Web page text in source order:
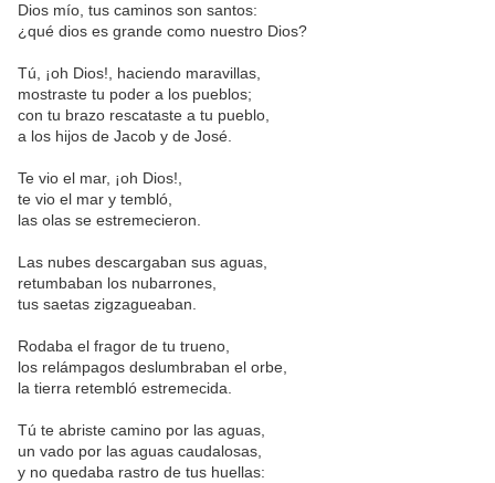
Dios mío, tus caminos son santos:
¿qué dios es grande como nuestro Dios?
Tú, ¡oh Dios!, haciendo maravillas,
mostraste tu poder a los pueblos;
con tu brazo rescataste a tu pueblo,
a los hijos de Jacob y de José.
Te vio el mar, ¡oh Dios!,
te vio el mar y tembló,
las olas se estremecieron.
Las nubes descargaban sus aguas,
retumbaban los nubarrones,
tus saetas zigzagueaban.
Rodaba el fragor de tu trueno,
los relámpagos deslumbraban el orbe,
la tierra retembló estremecida.
Tú te abriste camino por las aguas,
un vado por las aguas caudalosas,
y no quedaba rastro de tus huellas: